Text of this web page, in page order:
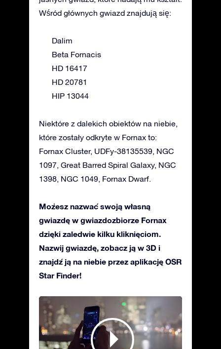
Wśród głównych gwiazd znajdują się:
Dalim
Beta Fornacis
HD 16417
HD 20781
HIP 13044
Niektóre z dalekich obiektów na niebie,
które zostały odkryte w Fornax to:
Fornax Cluster, UDFy-38135539, NGC
1097, Great Barred Spiral Galaxy, NGC
1398, NGC 1049, Fornax Dwarf.
Możesz nazwać swoją własną
gwiazdę w gwiazdozbiorze Fornax
dzięki zaledwie kilku kliknięciom.
Nazwij gwiazdę, zobacz ją w 3D i
znajdź ją na niebie przez aplikację OSR
Star Finder!